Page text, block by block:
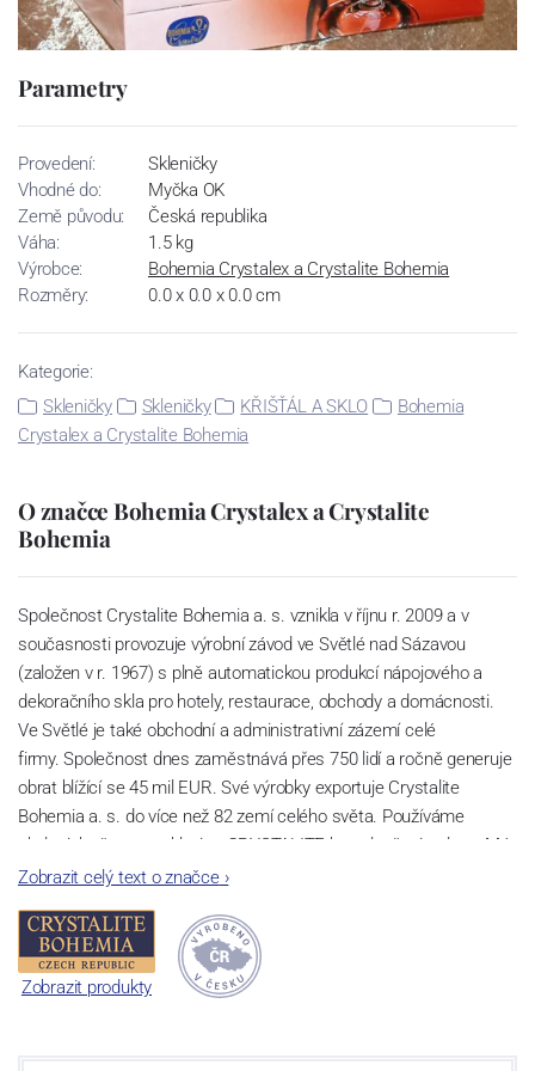
Parametry
Provedení:
Skleničky
Vhodné do:
Myčka OK
Země původu:
Česká republika
Váha:
1.5 kg
Výrobce:
Bohemia Crystalex a Crystalite Bohemia
Rozměry:
0.0 x 0.0 x 0.0 cm
Kategorie:
Skleničky
Skleničky KŘIŠŤÁL A SKLO
Bohemia
Crystalex a Crystalite Bohemia
O značce Bohemia Crystalex a Crystalite
Bohemia
Společnost Crystalite Bohemia a. s. vznikla v říjnu r. 2009 a v
současnosti provozuje výrobní závod ve Světlé nad Sázavou
(založen v r. 1967) s plně automatickou produkcí nápojového a
dekoračního skla pro hotely, restaurace, obchody a domácnosti.
Ve Světlé je také obchodní a administrativní zázemí celé
firmy. Společnost dnes zaměstnává přes 750 lidí a ročně generuje
obrat blížící se 45 mil EUR. Své výrobky exportuje Crystalite
Bohemia a. s. do více než 82 zemí celého světa. Používáme
ekologicky šetrnou sklovinu CRYSTALITE bez sloučenin olova. Má
perfektní lom světla a vysokou pevnost a životnost díky příměsi
velkém počtu cyklů.
Sklárna Světlá nad Sázavou
Zobrazit celý text o značce›
Zobrazit produkty